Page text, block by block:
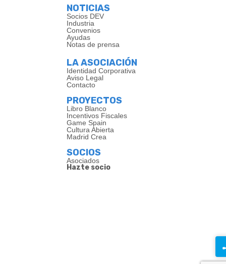
NOTICIAS
Socios DEV
Industria
Convenios
Ayudas
Notas de prensa
LA ASOCIACIÓN
Identidad Corporativa
Aviso Legal
Contacto
PROYECTOS
Libro Blanco
Incentivos Fiscales
Game Spain
Cultura Abierta
Madrid Crea
SOCIOS
Asociados
Hazte socio